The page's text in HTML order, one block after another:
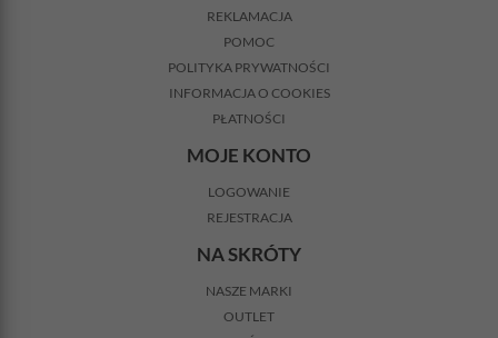
REKLAMACJA
POMOC
POLITYKA PRYWATNOŚCI
INFORMACJA O COOKIES
PŁATNOŚCI
MOJE KONTO
LOGOWANIE
REJESTRACJA
NA SKRÓTY
NASZE MARKI
OUTLET